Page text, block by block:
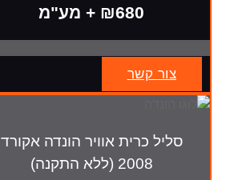
₪680 + מע"מ
צור קשר
סליל כרית אוויר הונדה אקורד
2008 (ללא התקנה)